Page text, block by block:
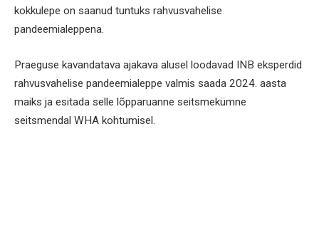
kokkulepe on saanud tuntuks rahvusvahelise
pandeemialeppena.
Praeguse kavandatava ajakava alusel loodavad INB eksperdid
rahvusvahelise pandeemialeppe valmis saada 2024. aasta
maiks ja esitada selle lõpparuanne seitsmekümne
seitsmendal WHA kohtumisel.